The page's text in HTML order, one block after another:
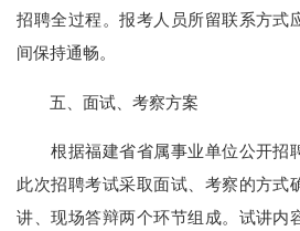
招聘全过程。报考人员所留联系方式
间保持通畅。
五、面试、考察方案
根据福建省省属事业单位公开招
此次招聘考试采取面试、考察的方式
讲、现场答辩两个环节组成。试讲内